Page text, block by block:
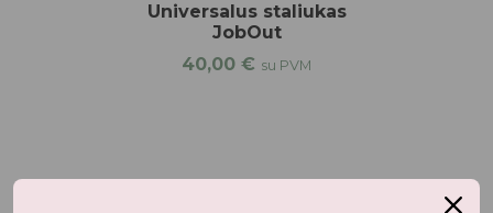
Universalus staliukas
JobOut
40,00 € su PVM